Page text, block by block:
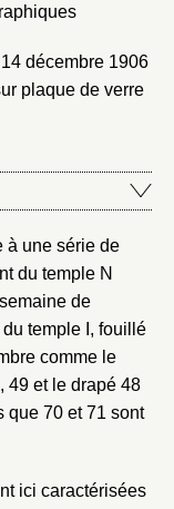
décembre 1906
plaque de verre
à une série de
du temple N
de
temple I, fouillé
comme le
49 et le drapé 48
que 70 et 71 sont
ici caractérisées
Fermer